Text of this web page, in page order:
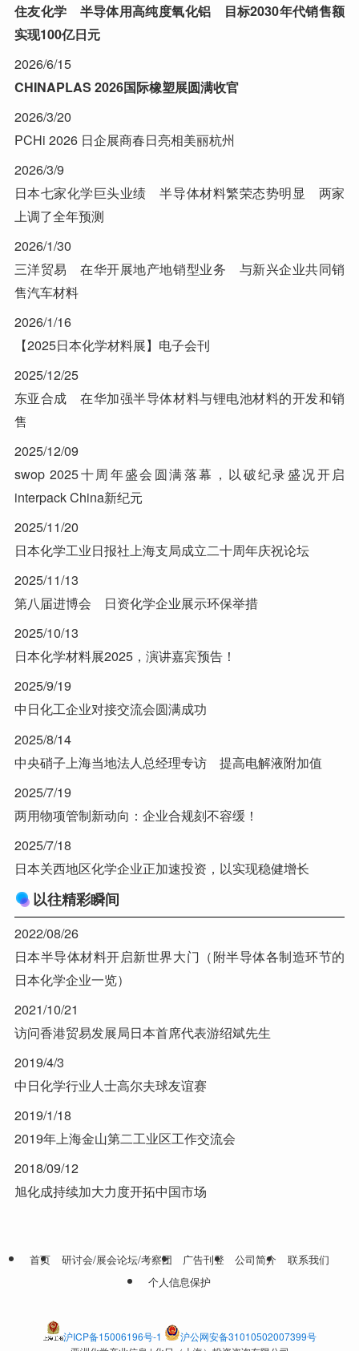
住友化学 半导体用高纯度氧化铝 目标2030年代销售额
实现100亿日元
2026/6/15
CHINAPLAS 2026国际橡塑展圆满收官
2026/3/20
PCHi 2026 日企展商春日亮相美丽杭州
2026/3/9
日本七家化学巨头业绩 半导体材料繁荣态势明显 两家
上调了全年预测
2026/1/30
三洋贸易 在华开展地产地销型业务 与新兴企业共同销
售汽车材料
2026/1/16
【2025日本化学材料展】电子会刊
2025/12/25
东亚合成 在华加强半导体材料与锂电池材料的开发和销
售
2025/12/09
swop 2025十周年盛会圆满落幕，以破纪录盛况开启
interpack China新纪元
2025/11/20
日本化学工业日报社上海支局成立二十周年庆祝论坛
2025/11/13
第八届进博会 日资化学企业展示环保举措
2025/10/13
日本化学材料展2025，演讲嘉宾预告！
2025/9/19
中日化工企业对接交流会圆满成功
2025/8/14
中央硝子上海当地法人总经理专访 提高电解液附加值
2025/7/19
两用物项管制新动向：企业合规刻不容缓！
2025/7/18
日本关西地区化学企业正加速投资，以实现稳健增长
以往精彩瞬间
2022/08/26
日本半导体材料开启新世界大门（附半导体各制造环节的
日本化学企业一览）
2021/10/21
访问香港贸易发展局日本首席代表游绍斌先生
2019/4/3
中日化学行业人士高尔夫球友谊赛
2019/1/18
2019年上海金山第二工业区工作交流会
2018/09/12
旭化成持续加大力度开拓中国市场
首页 研讨会/展会论坛/考察团 广告刊登 公司简介
联系我们
个人信息保护
沪ICP备15006196号-1
沪公网安备31010502007399号